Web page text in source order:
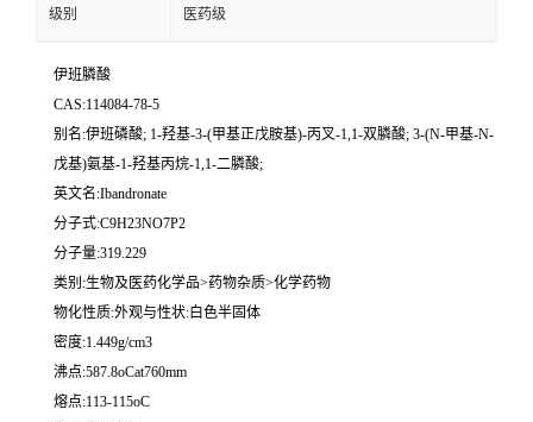
级别 医药级
伊班膦酸
CAS:114084-78-5
别名:伊班磷酸; 1-羟基-3-(甲基正戊胺基)-丙叉-1,1-双膦酸; 3-(N-甲基-N-
戊基)氨基-1-羟基丙烷-1,1-二膦酸;
英文名:Ibandronate
分子式:C9H23NO7P2
分子量:319.229
类别:生物及医药化学品>药物杂质>化学药物
物化性质:外观与性状:白色半固体
密度:1.449g/cm3
沸点:587.8oCat760mm
熔点:113-115oC